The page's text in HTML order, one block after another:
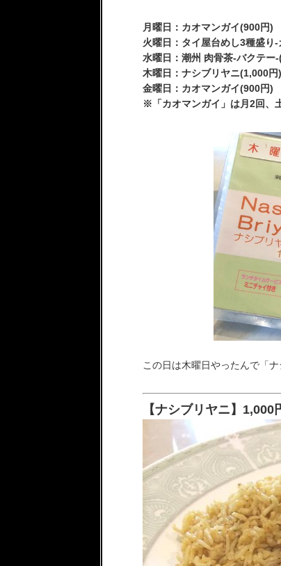
月曜日：カオマンガイ(900円)
火曜日：タイ屋台めし3種盛り
水曜日：潮州 肉骨茶-バクテー
木曜日：ナシブリヤニ(1,000円)
金曜日：カオマンガイ(900円)
※「カオマンガイ」は月2回、
この日は木曜日やったんで「
【ナシブリヤニ】1,000